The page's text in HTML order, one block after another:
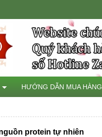
HƯỚNG DẪN MUA HÀNG
protein tự nhiên